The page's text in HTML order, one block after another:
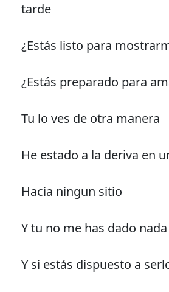
tarde
¿Estás listo para
¿Estás preparado para
Tu lo ves de otra manera
He estado a la deriva en
Hacia ningun sitio
Y tu no me has dado nada
Y si estás dispuesto a